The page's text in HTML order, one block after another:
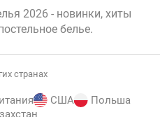
2026 - новинки, хиты
белье.
странах
США
Польша